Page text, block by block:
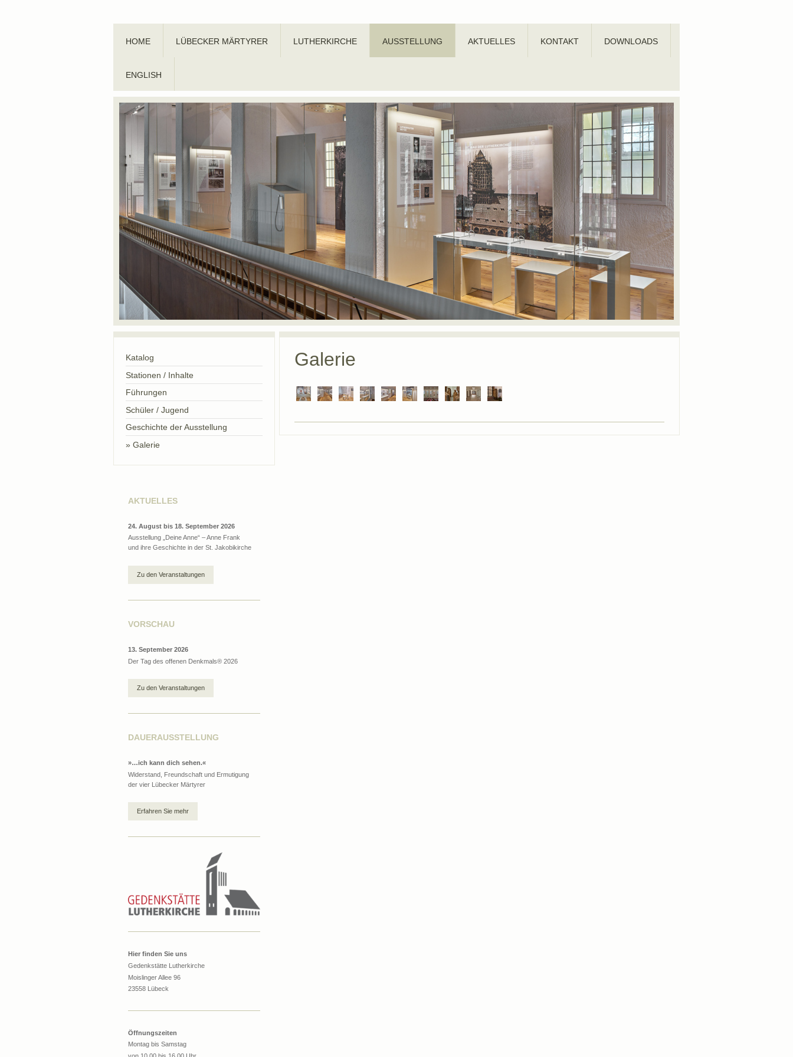
HOME LÜBECKER MÄRTYRER LUTHERKIRCHE AUSSTELLUNG AKTUELLES KONTAKT DOWNLOADS
ENGLISH
Galerie
Katalog
Stationen / Inhalte
Führungen
Schüler / Jugend
Geschichte der Ausstellung
Galerie
AKTUELLES
24. August bis 18. September 2026
Ausstellung „Deine Anne“ – Anne Frank
und ihre Geschichte in der St. Jakobikirche
Zu den Veranstaltungen
VORSCHAU
13. September 2026
Der Tag des offenen Denkmals® 2026
Zu den Veranstaltungen
DAUERAUSSTELLUNG
»…ich kann dich sehen.«
Widerstand, Freundschaft und Ermutigung
der vier Lübecker Märtyrer
Erfahren Sie mehr
Hier finden Sie uns
Gedenkstätte Lutherkirche
Moislinger Allee 96
23558 Lübeck
Öffnungszeiten
Montag bis Samstag